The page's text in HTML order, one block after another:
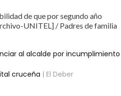
de que por segundo año
UNITEL] / Padres de familia
al alcalde por incumplimiento
cruceña | El Deber